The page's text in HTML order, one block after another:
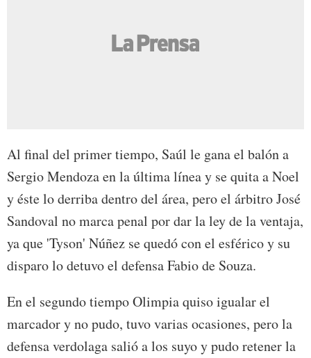
Al final del primer tiempo, Saúl le gana el balón a
Sergio Mendoza en la última línea y se quita a Noel
y éste lo derriba dentro del área, pero el árbitro José
Sandoval no marca penal por dar la ley de la ventaja,
ya que 'Tyson' Núñez se quedó con el esférico y su
disparo lo detuvo el defensa Fabio de Souza.
En el segundo tiempo Olimpia quiso igualar el
marcador y no pudo, tuvo varias ocasiones, pero la
defensa verdolaga salió a los suyo y pudo retener la